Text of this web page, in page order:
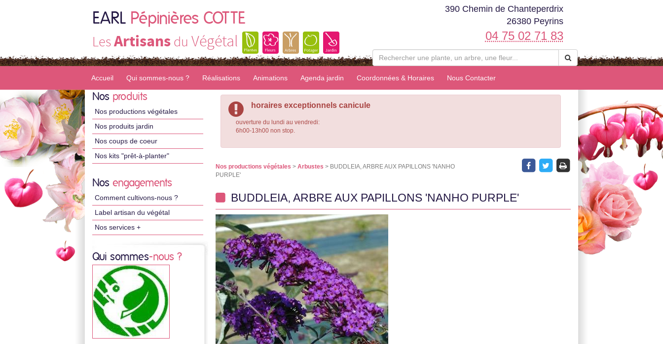
EARL Pépinières COTTE
LesArtisans du Végétal
390 Chemin de Chanteperdrix
26380 Peyrins
04 75 02 71 83
Accueil Qui sommes-nous ? Réalisations Animations Agenda jardin Coordonnées & Horaires Nous Contacter
Nos produits
Nos productions végétales
Nos produits jardin
Nos coups de coeur
Nos kits "prêt-à-planter"
Nos engagements
Comment cultivons-nous ?
Label artisan du végétal
Nos services +
Qui sommes-nous ?
horaires exceptionnels canicule
ouverture du lundi au vendredi:
6h00-13h00 non stop.
Nos productions végétales > Arbustes > BUDDLEIA, ARBRE AUX PAPILLONS 'NANHO
PURPLE'
BUDDLEIA, ARBRE AUX PAPILLONS 'NANHO PURPLE'